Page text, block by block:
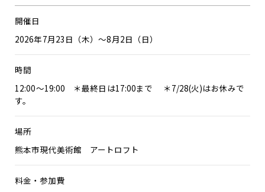
開催日
2026年7月23日（木）～8月2日（日）
時間
12:00～19:00 ＊最終日は17:00まで ＊7/28(火)はお休みで
す。
場所
熊本市現代美術館 アートロフト
料金・参加費